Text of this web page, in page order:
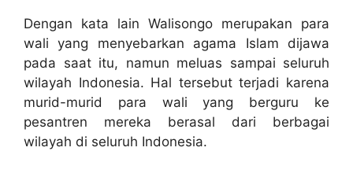
Dengan kata lain Walisongo merupakan para
wali yang menyebarkan agama Islam dijawa
pada saat itu, namun meluas sampai seluruh
wilayah Indonesia. Hal tersebut terjadi karena
murid-murid para wali yang berguru ke
pesantren mereka berasal dari berbagai
wilayah di seluruh Indonesia.